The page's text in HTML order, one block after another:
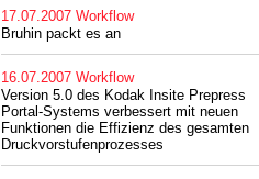
17.07.2007 Workflow
Bruhin packt es an
16.07.2007 Workflow
Version 5.0 des Kodak Insite Prepress
Portal-Systems verbessert mit neuen
Funktionen die Effizienz des gesamten
Druckvorstufenprozesses